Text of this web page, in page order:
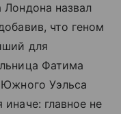
назвал
что геном
для
Фатима
Уэльса
главное не